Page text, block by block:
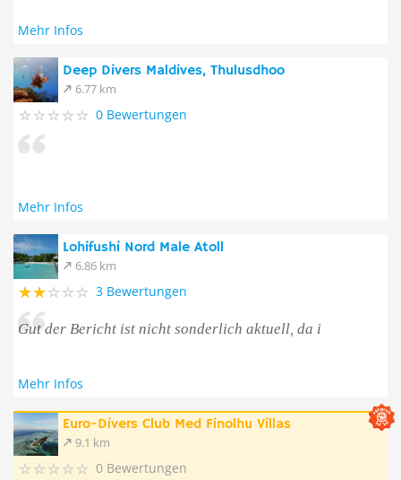
Mehr Infos
Deep Divers Maldives, Thulusdhoo
6.77 km
0 Bewertungen
Mehr Infos
Lohifushi Nord Male Atoll
6.86 km
3 Bewertungen
Gut der Bericht ist nicht sonderlich aktuell, da i
Mehr Infos
Euro-Divers Club Med Finolhu Villas
9.1 km
0 Bewertungen